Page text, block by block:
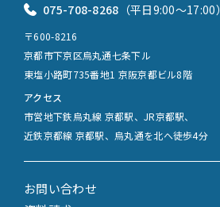
お問い合わせ
075-708-8268 （平日9:00〜17:00）
〒600-8216
京都市下京区烏丸通七条下ル
東塩小路町735番地1 京阪京都ビル8階
アクセス
市営地下鉄烏丸線 京都駅、JR京都駅、
近鉄京都線 京都駅、烏丸通を北へ徒歩4分